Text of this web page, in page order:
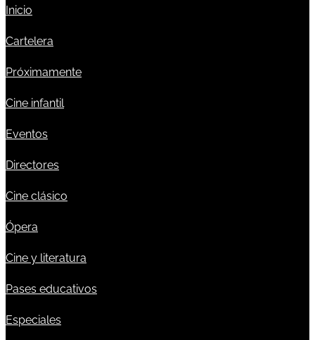
Inicio
Cartelera
Próximamente
Cine infantil
Eventos
Directores
Cine clásico
Ópera
Cine y literatura
Pases educativos
Especiales